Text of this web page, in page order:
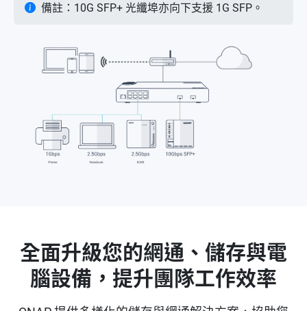
備註：10G SFP+ 光纖埠亦向下支援 1G SFP。
全面升級您的網通、儲存與電
腦設備，提升團隊工作效率